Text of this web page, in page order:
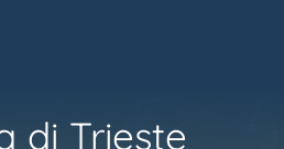
di Trieste